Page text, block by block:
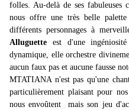
folles. Au-delà de ses fabuleuses
nous offre une très belle palette
différents personnages à
Alluguette est d'une
dynamique, elle orchestre
aucun faux pas et aucune fausse
MTATIANA n'est pas qu'une
particulièrement plaisant pour
nous envoûtent mais son jeu